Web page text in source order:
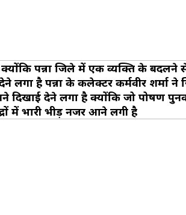
पन्ना जिले में एक व्यक्ति के बदलने
लगा है पन्ना के कलेक्टर कर्मवीर शर्मा ने
देने लगा है क्योंकि जो पोषण
में भारी भीड़ नजर आने लगी है